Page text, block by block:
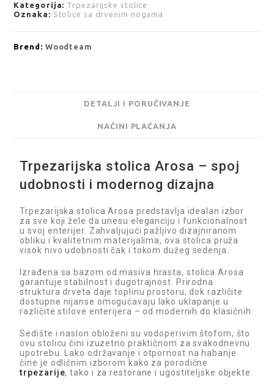
Kategorija: Trpezarijske stolice
Oznaka: Stolice sa drvenim nogama
Brend: Woodteam
DETALJI I PORUČIVANJE
NAČINI PLAĆANJA
Trpezarijska stolica Arosa – spoj
udobnosti i modernog dizajna
Trpezarijska stolica Arosa predstavlja idealan izbor
za sve koji žele da unesu eleganciju i funkcionalnost
u svoj enterijer. Zahvaljujući pažljivo dizajniranom
obliku i kvalitetnim materijalima, ova stolica pruža
visok nivo udobnosti čak i tokom dužeg sedenja.
Izrađena sa bazom od masiva hrasta, stolica Arosa
garantuje stabilnost i dugotrajnost. Prirodna
struktura drveta daje toplinu prostoru, dok različite
dostupne nijanse omogućavaju lako uklapanje u
različite stilove enterijera – od modernih do klasičnih.
Sedište i naslon obloženi su vodoperivim štofom, što
ovu stolicu čini izuzetno praktičnom za svakodnevnu
upotrebu. Lako održavanje i otpornost na habanje
čine je odličnim izborom kako za porodične
trpezarije, tako i za restorane i ugostiteljske objekte.